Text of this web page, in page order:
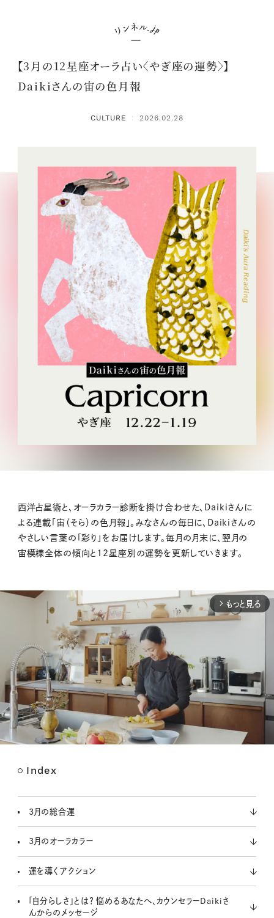
【3月の12星座オーラ占い〈やぎ座の運勢〉】
Daikiさんの宙の色月報
CULTURE ： 2026.02.28
西洋占星術と、オーラカラー診断を掛け合わせた、Daikiさんに
よる連載「宙（そら）の色月報」。みなさんの毎日に、Daikiさんの
やさしい言葉の「彩り」をお届けします。毎月の月末に、翌月の
宙模様全体の傾向と12星座別の運勢を更新していきます。
arrow_forward_ios もっと見る
Index
3月の総合運
3月のオーラカラー
運を導くアクション
「自分らしさ」とは？ 悩めるあなたへ、カウンセラーDaikiさ
んからのメッセージ